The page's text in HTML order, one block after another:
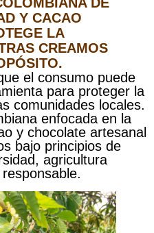
Y CACAO
LA
CREAMOS
el consumo puede
para proteger la
comunidades locales.
enfocada en la
y chocolate artesanal
bajo principios de
agricultura